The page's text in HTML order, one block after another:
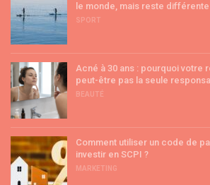
le monde, mais reste
SPORT
Acné à 30 ans : pourquoi votre
peut-être pas la seule
BEAUTÉ
Comment utiliser un code de
investir en SCPI ?
MARKETING